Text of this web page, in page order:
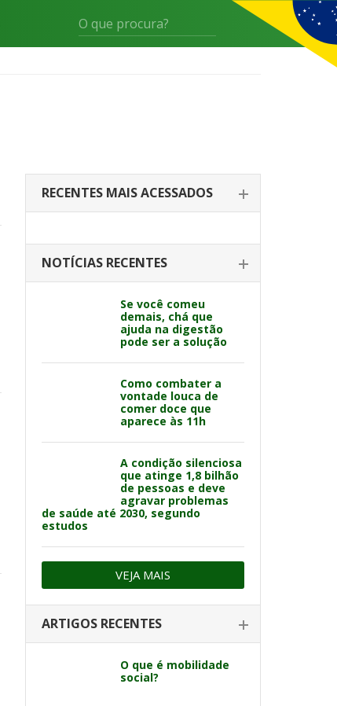
RECENTES MAIS ACESSADOS
NOTÍCIAS RECENTES
Se você comeu
demais, chá que
ajuda na digestão
pode ser a solução
Como combater a
vontade louca de
comer doce que
aparece às 11h
A condição silenciosa
que atinge 1,8 bilhão
de pessoas e deve
agravar problemas
de saúde até 2030, segundo
estudos
VEJA MAIS
ARTIGOS RECENTES
O que é mobilidade
social?